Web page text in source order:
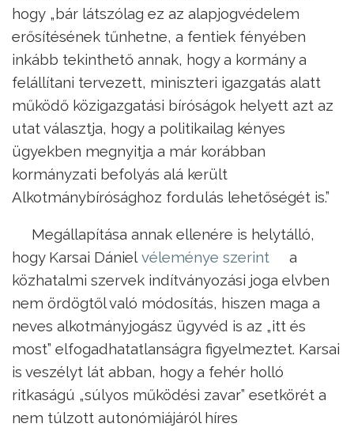
hogy „bár látszólag ez az alapjogvédelem
erősítésének tűnhetne, a fentiek fényében
inkább tekinthető annak, hogy a kormány a
felállítani tervezett, miniszteri igazgatás alatt
működő közigazgatási bíróságok helyett azt az
utat választja, hogy a politikailag kényes
ügyekben megnyitja a már korábban
kormányzati befolyás alá került
Alkotmánybírósághoz fordulás lehetőségét is.”
Megállapítása annak ellenére is helytálló,
hogy Karsai Dániel véleménye szerint a
közhatalmi szervek indítványozási joga elvben
nem ördögtől való módosítás, hiszen maga a
neves alkotmányjogász ügyvéd is az „itt és
most” elfogadhatatlanságra figyelmeztet. Karsai
is veszélyt lát abban, hogy a fehér holló
ritkaságú „súlyos működési zavar” esetkörét a
nem túlzott autonómiájáról híres